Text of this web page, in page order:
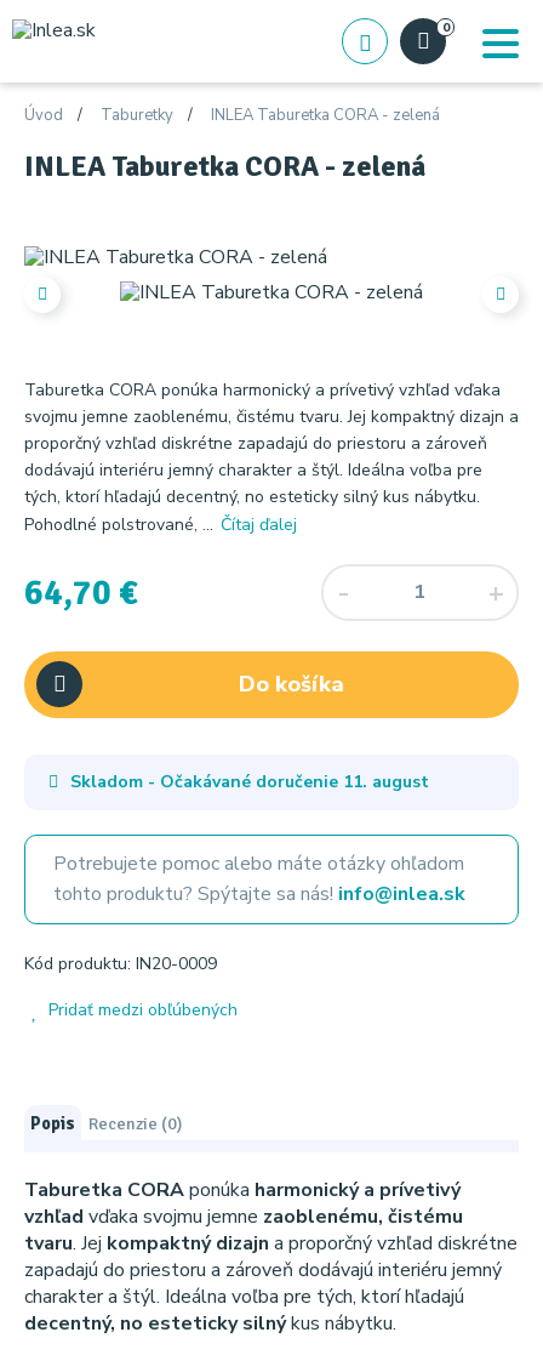
0
Úvod Taburetky INLEA Taburetka CORA - zelená
INLEA Taburetka CORA - zelená
Taburetka CORA ponúka harmonický a prívetivý vzhľad vďaka
svojmu jemne zaoblenému, čistému tvaru. Jej kompaktný dizajn a
proporčný vzhľad diskrétne zapadajú do priestoru a zároveň
dodávajú interiéru jemný charakter a štýl. Ideálna voľba pre
tých, ktorí hľadajú decentný, no esteticky silný kus nábytku.
Pohodlné polstrované, ... Čítaj ďalej
64,70 €
Do košíka
Skladom - Očakávané doručenie 11. august
Potrebujete pomoc alebo máte otázky ohľadom
tohto produktu? Spýtajte sa nás! info@inlea.sk
Kód produktu: IN20-0009
Pridať medzi obľúbených
Popis Recenzie (0)
Taburetka CORAponúka harmonický a prívetivý
vzhľad vďaka svojmu jemne zaoblenému, čistému
tvaru. Jej kompaktný dizajn a proporčný vzhľad diskrétne
zapadajú do priestoru a zároveň dodávajú interiéru jemný
charakter a štýl. Ideálna voľba pre tých, ktorí hľadajú
decentný, no esteticky silnýkus nábytku.